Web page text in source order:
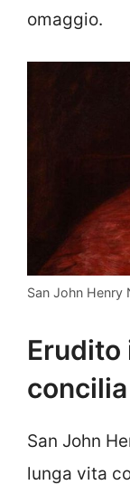
omaggio.
San John
San John
lunga vita